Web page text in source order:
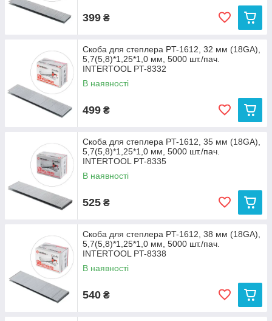
399 ₴
Скоба для степлера PT-1612, 32 мм (18GA),
5,7(5,8)*1,25*1,0 мм, 5000 шт./пач.
INTERTOOL PT-8332
В наявності
499 ₴
Скоба для степлера PT-1612, 35 мм (18GA),
5,7(5,8)*1,25*1,0 мм, 5000 шт./пач.
INTERTOOL PT-8335
В наявності
525 ₴
Скоба для степлера PT-1612, 38 мм (18GA),
5,7(5,8)*1,25*1,0 мм, 5000 шт./пач.
INTERTOOL PT-8338
В наявності
540 ₴